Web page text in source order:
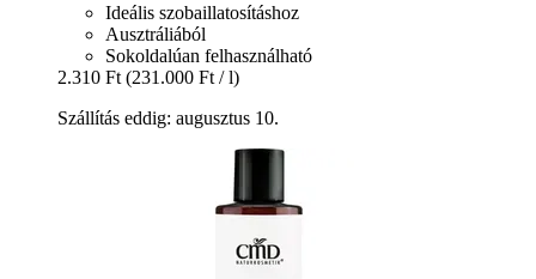
Ideális szobaillatosításhoz
Ausztráliából
Sokoldalúan felhasználható
2.310 Ft (231.000 Ft / l)
Szállítás eddig: augusztus 10.